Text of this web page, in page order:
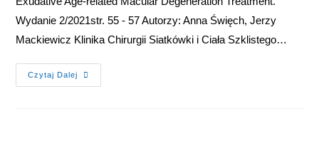
Wydanie 2/2021str. 55 - 57 Autorzy: Anna Święch, Jerzy
Mackiewicz Klinika Chirurgii Siatkówki i Ciała Szklistego…
Czytaj Dalej